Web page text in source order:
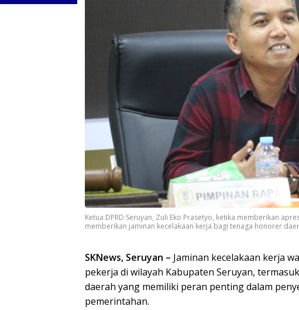
Ketua DPRD Seruyan, Zuli Eko Prasetyo, ketika memberikan
memberikan jaminan kecelakaan kerja bagi tenaga honorer
SKNews, Seruyan – Jaminan kecelakaan kerja
pekerja di wilayah Kabupaten Seruyan,
daerah yang memiliki peran penting dalam
pemerintahan.